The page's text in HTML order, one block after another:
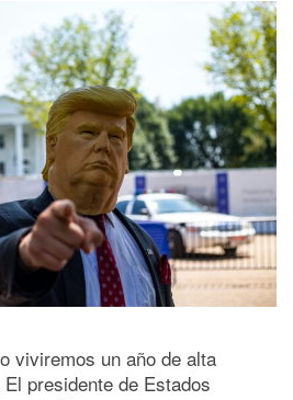
viviremos un año de alta
presidente de Estados